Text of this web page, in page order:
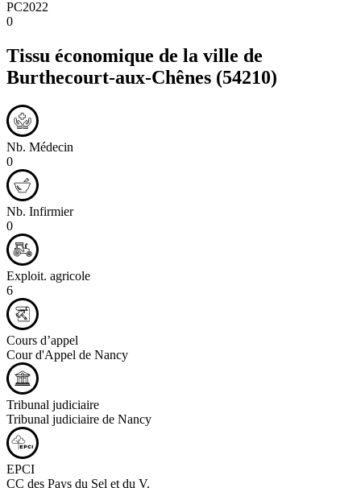
PC2022
0
Tissu économique de la ville de
Burthecourt-aux-Chênes (54210)
Nb. Médecin
0
Nb. Infirmier
0
Exploit. agricole
6
Cours d’appel
Cour d'Appel de Nancy
Tribunal judiciaire
Tribunal judiciaire de Nancy
EPCI
CC des Pays du Sel et du V.